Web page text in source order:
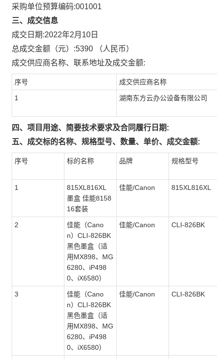
采购单位预算编码:001001
三、成交信息
成交日期:2022年2月10日
总成交金额（元）:5390 （人民币）
成交供应商名称、联系地址及成交金额:
序号 成交供应商名称
1 湖南东方云办公设备有限公司
四、项目用途、简要技术要求及合同履行日期:
五、成交标的名称、规格型号、数量、单价、成交金额:
序号 标的名称 品牌 规格型号
1
815XL816XL
墨盒 佳能8158
16套装
佳能/Canon 815XL816XL
2
佳能（Cano
n）CLI-826BK
黑色墨盒（适
用MX898、MG
6280、iP498
0、iX6580）
佳能/Canon CLI-826BK
3
佳能（Cano
n）CLI-826BK
黑色墨盒（适
用MX898、MG
6280、iP498
0、iX6580）
佳能/Canon CLI-826BK